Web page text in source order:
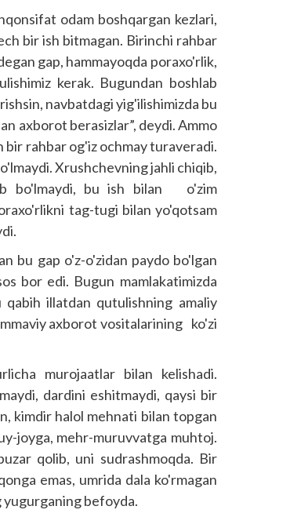
odam boshqargan kezlari,
bir ish bitmagan. Birinchi rahbar
gap, hammayoqda poraxo'rlik,
kerak. Bugundan boshlab
navbatdagi yig'ilishimizda bu
axborot berasizlar”, deydi. Ammo
bir rahbar og'iz ochmay turaveradi.
Xrushchevning jahli chiqib,
bo'lmaydi, bu ish bilan o'zim
tag-tugi bilan yo'qotsam
bu gap o'z-o'zidan paydo bo'lgan
bor edi. Bugun mamlakatimizda
qabih illatdan qutulishning amaliy
axborot vositalarining ko'zi
murojaatlar bilan kelishadi.
dardini eshitmaydi, qaysi bir
kimdir halol mehnati bilan topgan
joyga, mehr-muruvvatga muhtoj.
qolib, uni sud­rashmoqda. Bir
emas, umrida dala ko'rmagan
yugurganing befoyda.